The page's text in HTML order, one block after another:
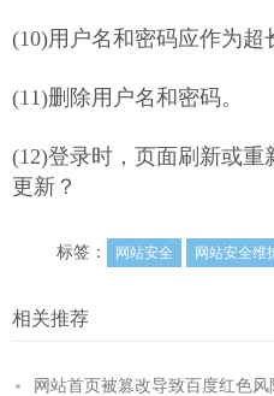
(10)用户名和密码应作为超
(11)删除用户名和密码。
(12)登录时，页面刷新或
更新？
标签： 网站安全 网站安全维
相关推荐
网站首页被篡改导致百度红色风